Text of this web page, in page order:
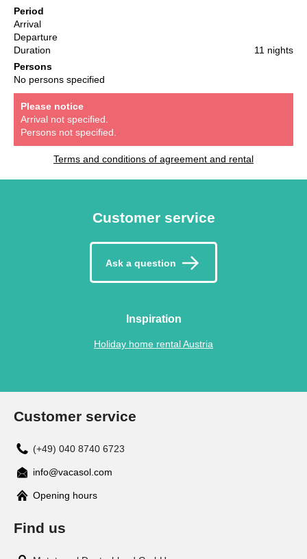
Period
Arrival
Departure
Duration
11 nights
Persons
No persons specified
Please notice
Arrival not specified.
Persons not specified.
Terms and conditions of agreement and rental
Customer service
Ask a question
Inspiration
Holiday home rental Austria
Customer service
(+49) 040 8740 6723
info@vacasol.com
Opening hours
Find us